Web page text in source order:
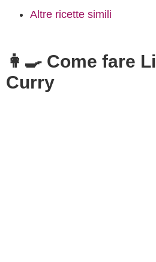
Altre ricette simili
👩‍🍳 Come fare
Curry